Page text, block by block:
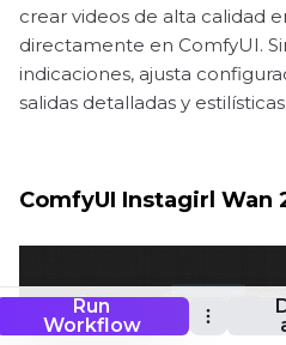
Run
Workflow
crear videos de alta calidad
directamente en ComfyUI.
indicaciones, ajusta
salidas detalladas y estilísticas.
ComfyUI Instagirl Wan